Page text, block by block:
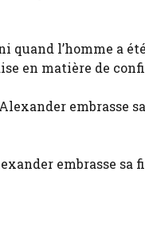
quand l’homme a
en matière de
embrasse sa